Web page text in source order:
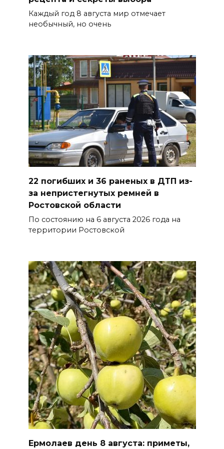
«Освободителям Ростова»
07 августа 2026 20:12
Госавтоинспекция по
Ростовской области призвала
водителей быть осторожными
из-за ухудшения погоды
07 августа 2026 19:39
Сап-фестиваль, ночной забег
и турниры: как в Ростове
отметят День физкультурника
07 августа 2026 19:19
В Таганроге из-за аварии
отключили свет на четырех
улицах
В Ростовской области более
2000 жителей бесплатно
осваивают новые профессии
07 августа 2026 18:38
Бесплатные путевки для 17
тысяч детей: в Ростовской
области продолжается
оздоровительная кампания
07 августа 2026 18:30
Судьба аварийного особняка
в донской столице
Каждый год 8 августа мир отмечает
необычный, но очень
22 погибших и 36 раненых в ДТП из-
за непристегнутых ремней в
Ростовской области
По состоянию на 6 августа 2026 года на
территории Ростовской
Ермолаев день 8 августа: приметы,